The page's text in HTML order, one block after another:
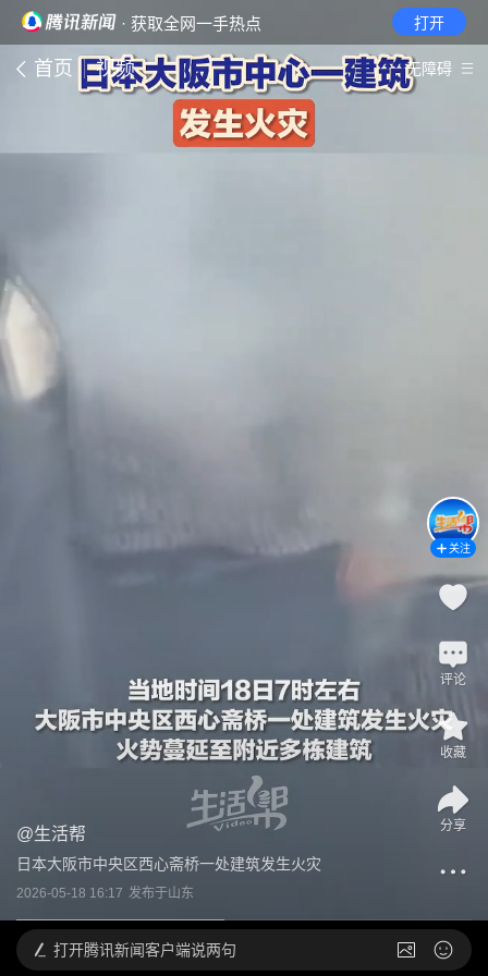
· 获取全网一手热点 打开
首页 视频 无障碍
@生活帮
日本大阪市中央区西心斋桥一处建筑发生火灾
2026-05-18 16:17 发布于山东
关注
评论
收藏
分享
打开腾讯新闻客户端说两句